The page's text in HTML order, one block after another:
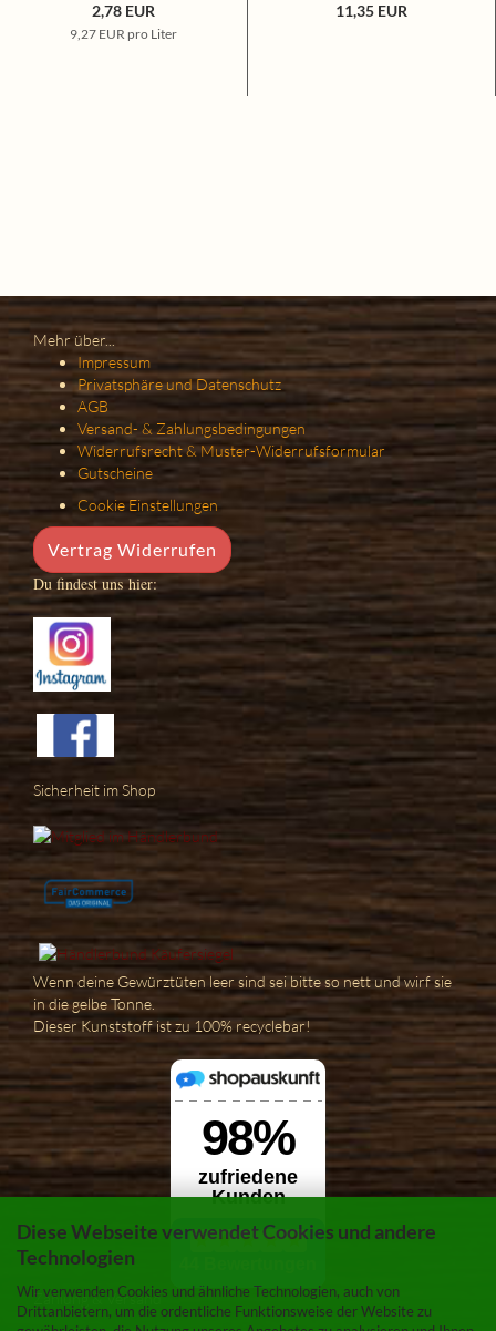
Diese Webseite verwendet Cookies und andere
Technologien
Wir verwenden Cookies und ähnliche Technologien, auch von
Drittanbietern, um die ordentliche Funktionsweise der Website zu
2,78 EUR
9,27 EUR pro Liter
11,35 EUR
Mehr über...
Impressum
Privatsphäre und Datenschutz
AGB
Versand- & Zahlungsbedingungen
Widerrufsrecht & Muster-Widerrufsformular
Gutscheine
Cookie Einstellungen
Vertrag Widerrufen
Du findest uns hier:
Sicherheit im Shop
Wenn deine Gewürztüten leer sind sei bitte so nett und wirf sie
in die gelbe Tonne.
Dieser Kunststoff ist zu 100% recyclebar!
Zahlung & Versand